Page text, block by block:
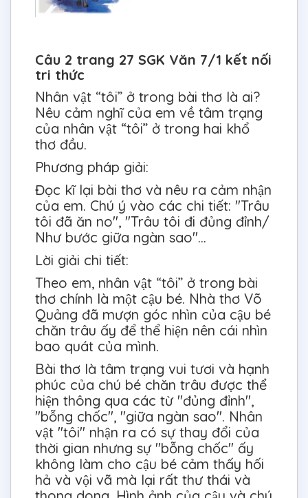
Câu 2 trang 27 SGK Văn 7/1 kết nối
tri thức
Nhân vật “tôi” ở trong bài thơ là ai?
Nêu cảm nghĩ của em về tâm trạng
của nhân vật “tôi” ở trong hai khổ
thơ đầu.
Phương pháp giải:
Đọc kĩ lại bài thơ và nêu ra cảm nhận
của em. Chú ý vào các chi tiết: "Trâu
tôi đã ăn no", "Trâu tôi đi đủng đỉnh/
Như bước giữa ngàn sao"...
Lời giải chi tiết:
Theo em, nhân vật “tôi” ở trong bài
thơ chính là một cậu bé. Nhà thơ Võ
Quảng đã mượn góc nhìn của cậu bé
chăn trâu ấy để thể hiện nên cái nhìn
bao quát của mình.
Bài thơ là tâm trạng vui tươi và hạnh
phúc của chú bé chăn trâu được thể
hiện thông qua các từ "đủng đỉnh",
"bỗng chốc", "giữa ngàn sao". Nhân
vật "tôi" nhận ra có sự thay đổi của
thời gian nhưng sự "bỗng chốc" ấy
không làm cho cậu bé cảm thấy hối
hả và vội vã mà lại rất thư thái và